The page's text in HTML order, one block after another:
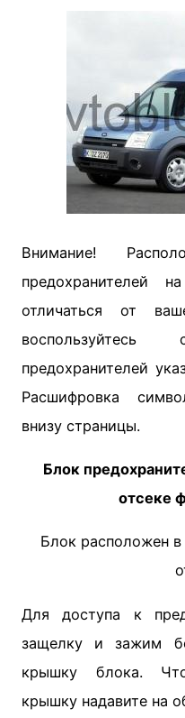
Внимание!
предохранителей
отличаться от
воспользуйтесь
предохранителей
Расшифровка
внизу страницы.
Блок
отсеке
Блок расположен в
Для доступа к
защелку и зажим
крышку блока.
крышку надавите на